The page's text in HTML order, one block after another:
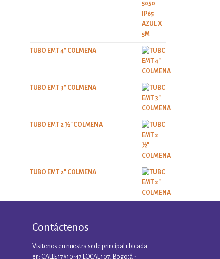
TUBO EMT 4" COLMENA
TUBO EMT 3" COLMENA
TUBO EMT 2 ½" COLMENA
TUBO EMT 2" COLMENA
Contáctenos
Visitenos en nuestra sede principal ubicada
en: CALLE 17#10-47 LOCAL 107, Bogotá -